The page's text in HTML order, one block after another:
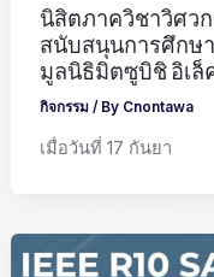
นิสิตภาควิชาวิศว
สนับสนุนการศึกษ
มูลนิธิมิตซูบิชิ อิเล็
กิจกรรม / By Cnontawa
เมื่อวันที่ 17 กันยา